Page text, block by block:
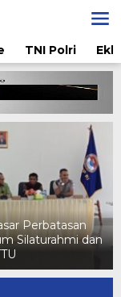
TNI Polri
Perbatasan
Silaturahmi dan